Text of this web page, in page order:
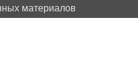
материалов